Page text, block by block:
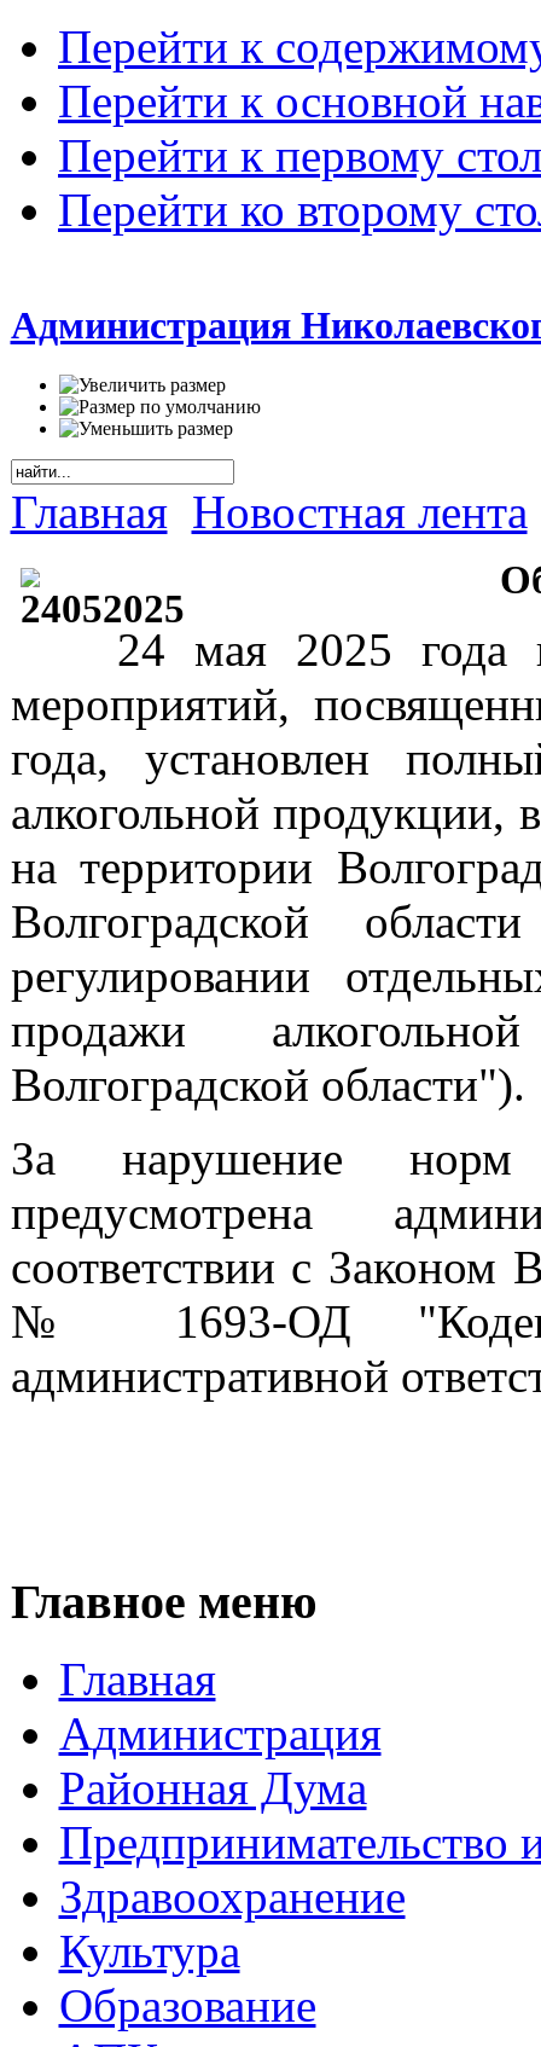
Перейти к
Перейти к основной
Перейти к первому
Перейти ко второму
Администрация
Главная Новостная лента
24 мая 2025 года
мероприятий,
года, установлен
алкогольной продукции,
на территории
Волгоградской
регулировании
продажи
Волгоградской области").
За нарушение норм
предусмотрена
соответствии с Законом
№ 1693-ОД "Кодекс
административной
Главное меню
Главная
Администрация
Районная Дума
Предпринимательство
Здравоохранение
Культура
Образование